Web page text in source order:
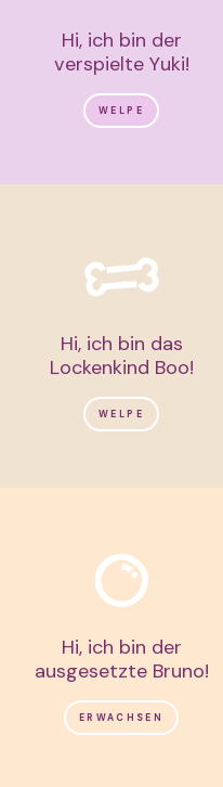
Hi, ich bin der
verspielte Yuki!
WELPE
Hi, ich bin das
Lockenkind Boo!
WELPE
Hi, ich bin der
ausgesetzte Bruno!
ERWACHSEN